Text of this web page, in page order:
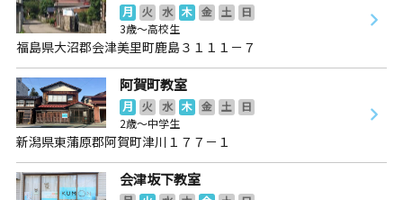
月 火 水 木 金 土
日
3歳～高校生
福島県大沼郡会津美里町鹿島３１１１－７
阿賀町教室
月 火 水 木 金 土
日
2歳～中学生
新潟県東蒲原郡阿賀町津川１７７－１
会津坂下教室